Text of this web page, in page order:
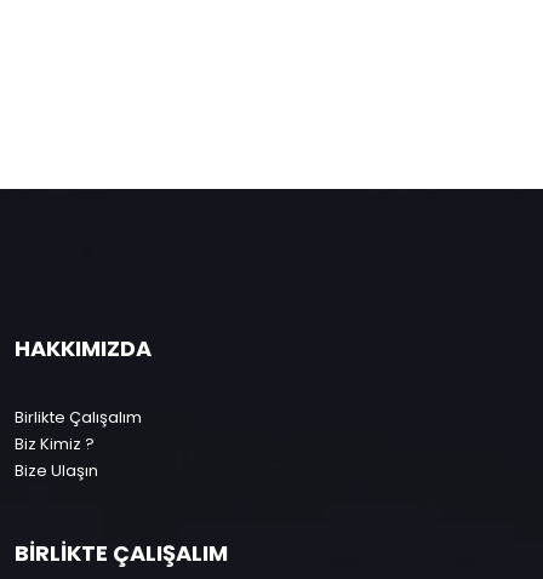
HAKKIMIZDA
Birlikte Çalışalım
Biz Kimiz ?
Bize Ulaşın
BİRLİKTE ÇALIŞALIM